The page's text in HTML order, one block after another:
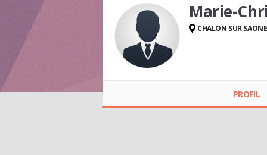
Marie-
CHALON SUR SAONE
PROFIL